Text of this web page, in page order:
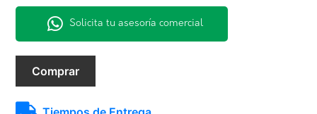
Solicita tu asesoría comercial
10PR
Comprar